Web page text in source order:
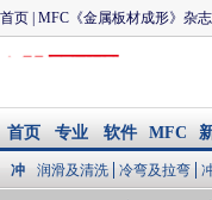
首页 MFC《金属板材成形》杂志
CIMES2020 | 冲压与模具
首页
专业
知识
软件
模拟/
配件
MFC
会议
企业
冲 润滑及清洗 冷弯及拉弯